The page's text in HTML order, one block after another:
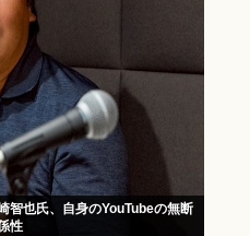
智也氏、自身のYouTubeの無断
性